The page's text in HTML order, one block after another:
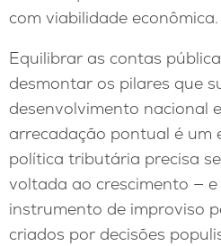
com viabilidade econômica.
Equilibrar as contas
desmontar os pilares que
desenvolvimento nacional
arrecadação pontual é um
política tributária precisa
voltada ao crescimento —
instrumento de improviso
criados por decisões